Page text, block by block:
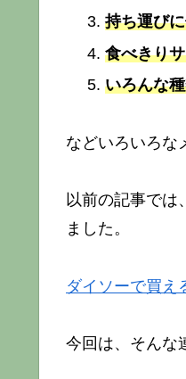
持ち運び
食べきり
いろんな
などいろいろな
以前の記事では
ました。
ダイソーで買え
今回は、そんな